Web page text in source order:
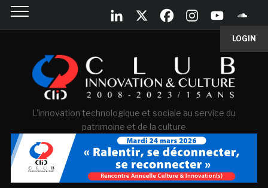
LOGIN
L'innovation technologique et sociale au service du
patrimoine et de la culture